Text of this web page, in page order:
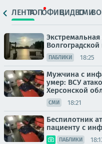
ЛЕНТАТОПОФИЦ.ВИДЕОСМИ
ПАБЛИКИ 18:25
Мужчина с
умер: ВСУ
Херсонской
СМИ 18:21
Беспилотник
пациенту с
ПАБЛИКИ